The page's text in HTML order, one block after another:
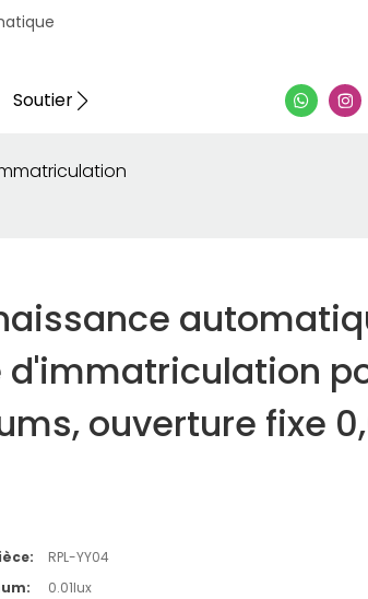
Soutien vidéo
d'immatriculation
ouverture fixe
RPL-YY04
0.01lux